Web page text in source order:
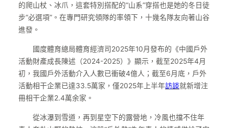
的爬山杖、冰爪，這套特別搭配的“山系”穿搭也是她的冬日徒
步“必選項”。在專門研究領隊的率領下，十幾名隊友向著山谷
進發。
國度體育總局體育經濟司2025年10月發布的《中國戶外
活動財產成長陳述（2024-2025）》顯示，截至2025年4月
初，我國戶外活動介入人數已衝破4億人；截至6月底，戶外
活動相干企業已達33.5萬家，僅2025年上半年訪談就新增注
冊相干企業2.4萬余家。
從冰瀑到雪道，再到星空下的露營地，冷風也擋不住年